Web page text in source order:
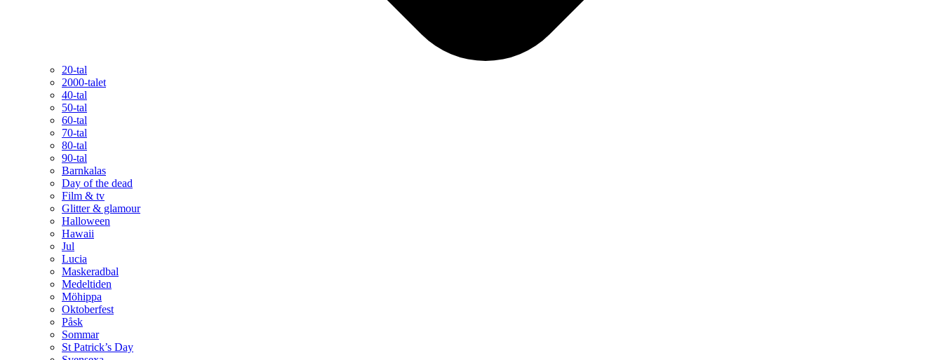
20-tal
2000-talet
40-tal
50-tal
60-tal
70-tal
80-tal
90-tal
Barnkalas
Day of the dead
Film & tv
Glitter & glamour
Halloween
Hawaii
Jul
Lucia
Maskeradbal
Medeltiden
Möhippa
Oktoberfest
Påsk
Sommar
St Patrick’s Day